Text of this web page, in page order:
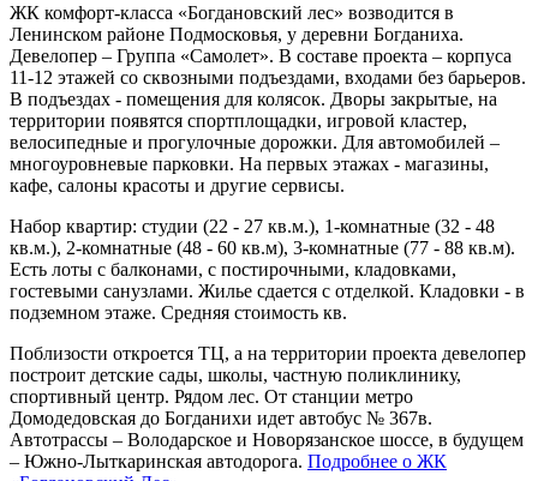
ЖК комфорт-класса «Богдановский лес» возводится в
Ленинском районе Подмосковья, у деревни Богданиха.
Девелопер – Группа «Самолет». В составе проекта – корпуса
11-12 этажей со сквозными подъездами, входами без барьеров.
В подъездах - помещения для колясок. Дворы закрытые, на
территории появятся спортплощадки, игровой кластер,
велосипедные и прогулочные дорожки. Для автомобилей –
многоуровневые парковки. На первых этажах - магазины,
кафе, салоны красоты и другие сервисы.
Набор квартир: студии (22 - 27 кв.м.), 1-комнатные (32 - 48
кв.м.), 2-комнатные (48 - 60 кв.м), 3-комнатные (77 - 88 кв.м).
Есть лоты с балконами, с постирочными, кладовками,
гостевыми санузлами. Жилье сдается с отделкой. Кладовки - в
подземном этаже. Средняя стоимость кв.
Поблизости откроется ТЦ, а на территории проекта девелопер
построит детские сады, школы, частную поликлинику,
спортивный центр. Рядом лес. От станции метро
Домодедовская до Богданихи идет автобус № 367в.
Автотрассы – Володарское и Новорязанское шоссе, в будущем
– Южно-Лыткаринская автодорога. Подробнее о ЖК